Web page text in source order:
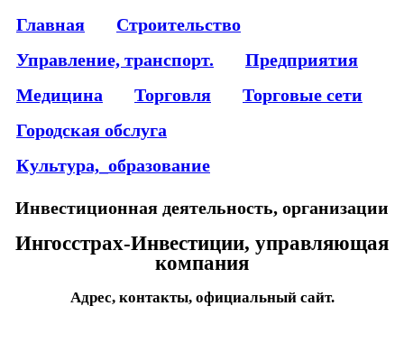
Главная
Строительство
Управление, транспорт.
Предприятия
Медицина
Торговля
Торговые сети
Городская обслуга
Культура,_образование
Инвестиционная деятельность, организации
Ингосстрах-Инвестиции, управляющая
компания
Адрес, контакты, официальный сайт.